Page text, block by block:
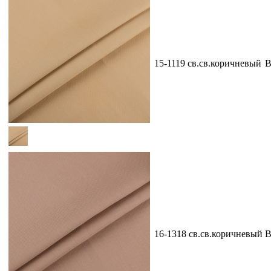
15-1119 св.св.коричневый
16-1318 св.св.коричневый